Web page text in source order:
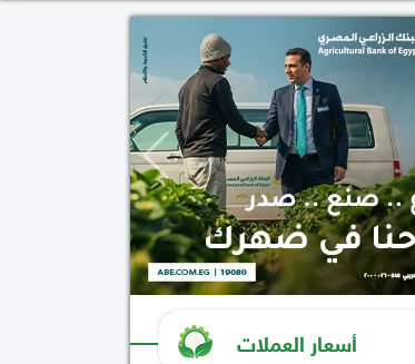
أسعار العملات